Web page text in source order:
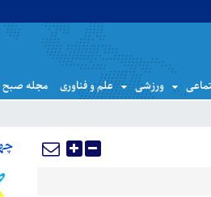
ورزشی علم و فناوری مجله صبح